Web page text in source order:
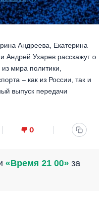
Андреева, Екатерина
Андрей Ухарев расскажут о
мира политики,
– как из России, так и
выпуск передачи
0
«Время 21 00» за